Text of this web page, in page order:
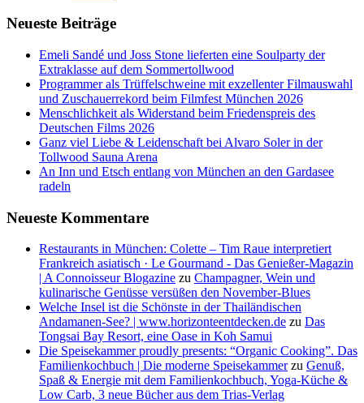
Neueste Beiträge
Emeli Sandé und Joss Stone lieferten eine Soulparty der
Extraklasse auf dem Sommertollwood
Programmer als Trüffelschweine mit exzellenter Filmauswahl
und Zuschauerrekord beim Filmfest München 2026
Menschlichkeit als Widerstand beim Friedenspreis des
Deutschen Films 2026
Ganz viel Liebe & Leidenschaft bei Alvaro Soler in der
Tollwood Sauna Arena
An Inn und Etsch entlang von München an den Gardasee
radeln
Neueste Kommentare
Restaurants in München: Colette – Tim Raue interpretiert
Frankreich asiatisch · Le Gourmand - Das Genießer-Magazin
| A Connoisseur Blogazine zu Champagner, Wein und
kulinarische Genüsse versüßen den November-Blues
Welche Insel ist die Schönste in der Thailändischen
Andamanen-See? | www.horizonteentdecken.de zu Das
Tongsai Bay Resort, eine Oase in Koh Samui
Die Speisekammer proudly presents: “Organic Cooking”. Das
Familienkochbuch | Die moderne Speisekammerzu Genuß,
Spaß & Energie mit dem Familienkochbuch, Yoga-Küche &
Low Carb, 3 neue Bücher aus dem Trias-Verlag